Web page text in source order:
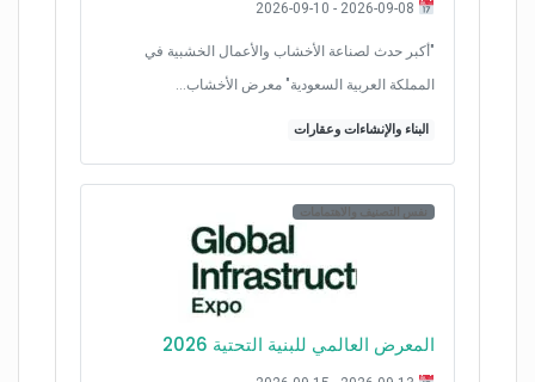
"أكبر حدث لصناعة الأخشاب والأعمال الخشبية في
المملكة العربية السعودية" معرض الأخشاب…
البناء والإنشاءات وعقارات
نفس التصنيف والاهتمامات
المعرض العالمي للبنية التحتية 2026